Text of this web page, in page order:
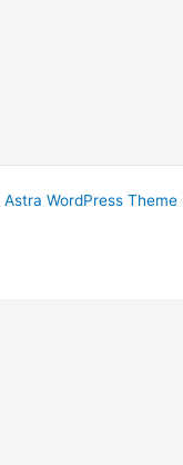
Astra WordPress Theme